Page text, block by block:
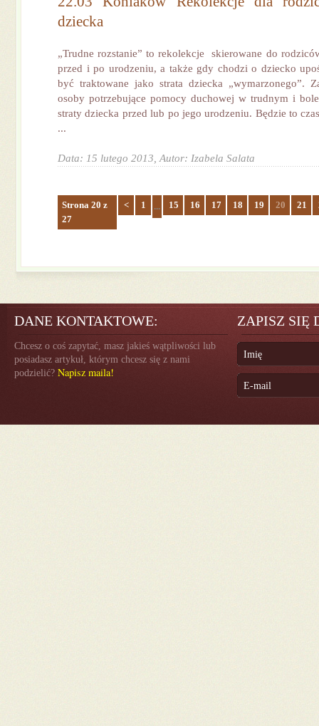
dziecka
„Trudne rozstanie” to rekolekcje skierowane do
przed i po urodzeniu, a także gdy chodzi o dziecko
być traktowane jako strata dziecka „wymarzonego”.
osoby potrzebujące pomocy duchowej w trudnym i
straty dziecka przed lub po jego urodzeniu. Będzie to
...
Data: 15 lutego 2013, Autor: Izabela Salata
Strona 20 z
27
< 1 ... 15 16 17 18 19 20 21
DANE KONTAKTOWE:
Chcesz o coś zapytać, masz jakieś wątpliwości lub
posiadasz artykuł, którym chcesz się z nami
podzielić? Napisz maila!
ZAPISZ SIĘ